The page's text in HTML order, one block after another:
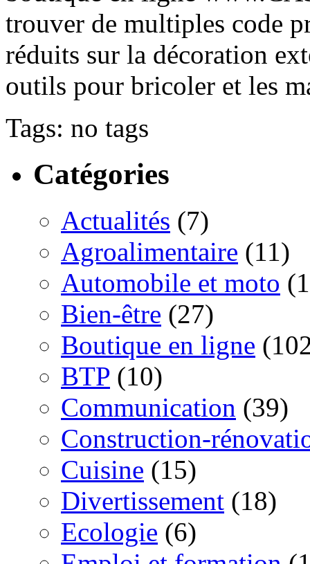
trouver de multiples code
réduits sur la décoration
outils pour bricoler et les
Tags: no tags
Catégories
Actualités (7)
Agroalimentaire (11)
Automobile et moto
Bien-être (27)
Boutique en ligne
BTP (10)
Communication (39)
Construction-
Cuisine (15)
Divertissement (18)
Ecologie (6)